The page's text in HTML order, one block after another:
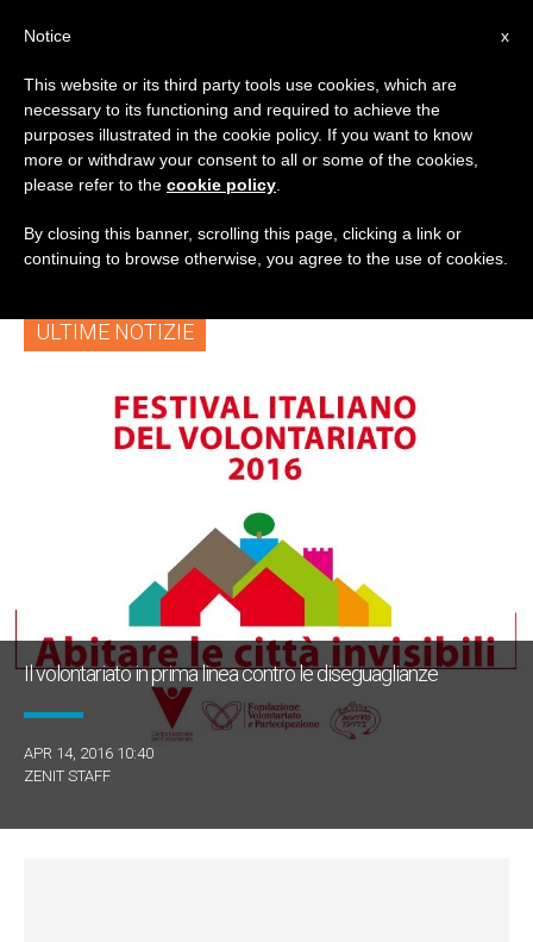
TAG
Posts Tagged ‘no-
Profit’
ULTIME NOTIZIE
Il volontariato in prima linea contro le diseguaglianze
APR 14, 2016 10:40
ZENIT STAFF
x
Notice
This website or its third party tools use cookies, which are
necessary to its functioning and required to achieve the
purposes illustrated in the cookie policy. If you want to know
more or withdraw your consent to all or some of the cookies,
please refer to the cookie policy
By closing this banner, scrolling this page, clicking a link or
continuing to browse otherwise, you agree to the use of cookies.